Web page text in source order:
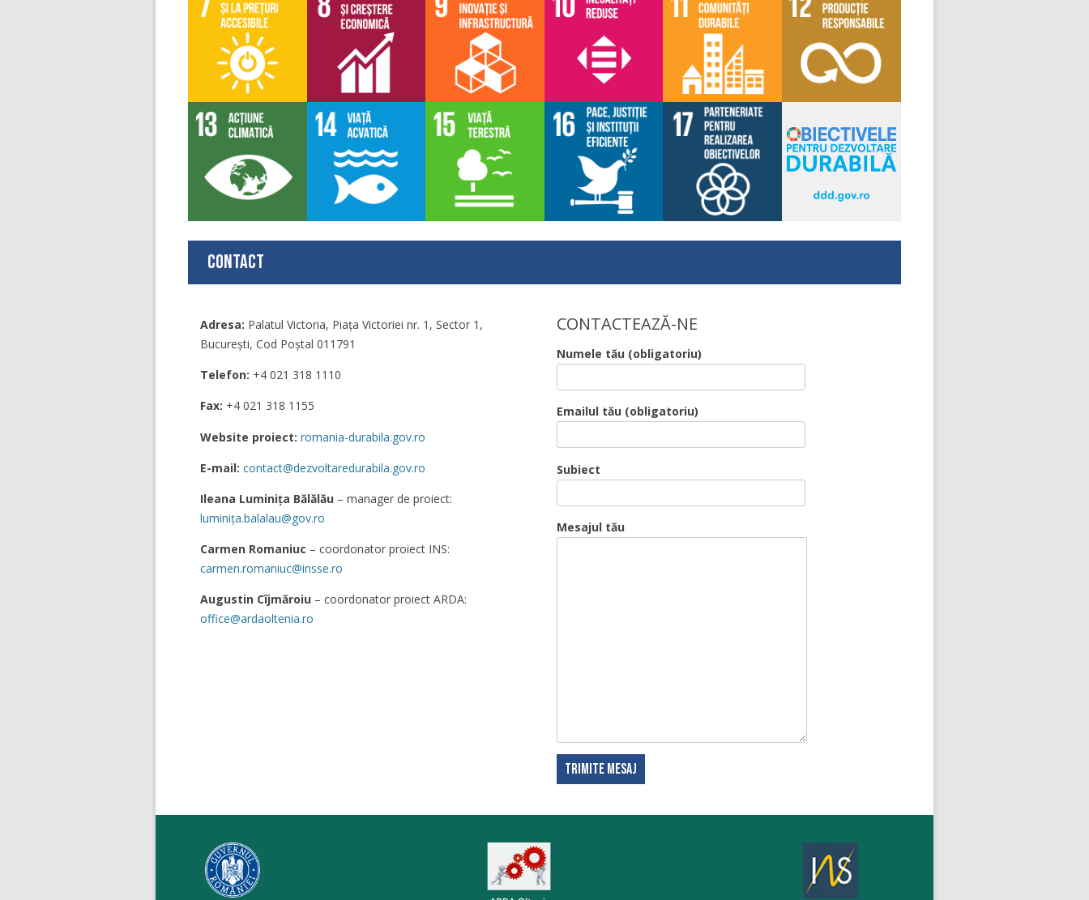
Contact
Adresa: Palatul Victoria, Piaţa Victoriei nr. 1, Sector 1,
București, Cod Poștal 011791
Telefon: +4 021 318 1110
Fax: +4 021 318 1155
Website proiect: romania-durabila.gov.ro
E-mail: contact@dezvoltaredurabila.gov.ro
Ileana Luminița Bălălău – manager de proiect:
luminița.balalau@gov.ro
Carmen Romaniuc – coordonator proiect INS:
carmen.romaniuc@insse.ro
Augustin Cîjmăroiu – coordonator proiect ARDA:
office@ardaoltenia.ro
CONTACTEAZĂ-NE
Numele tău (obligatoriu)
Emailul tău (obligatoriu)
Subiect
Mesajul tău